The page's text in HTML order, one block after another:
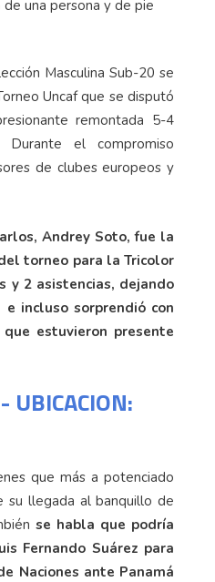
Masculina Sub-20 se
Uncaf que se disputó
remontada 5-4
el compromiso
de clubes europeos y
Andrey Soto, fue la
torneo para la Tricolor
y 2 asistencias, dejando
e incluso sorprendió con
estuvieron presente
que más a potenciado
su llegada al banquillo de
se habla que podría
Fernando Suárez para
Naciones ante Panamá